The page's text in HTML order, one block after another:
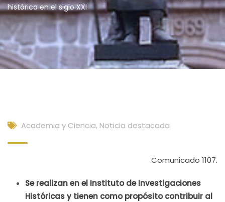
histórica en el siglo XXI
Academia y Ciencia, Noticia destacada
Comunicado 1107.
Se realizan en el Instituto de Investigaciones
Históricas y tienen como propósito contribuir al